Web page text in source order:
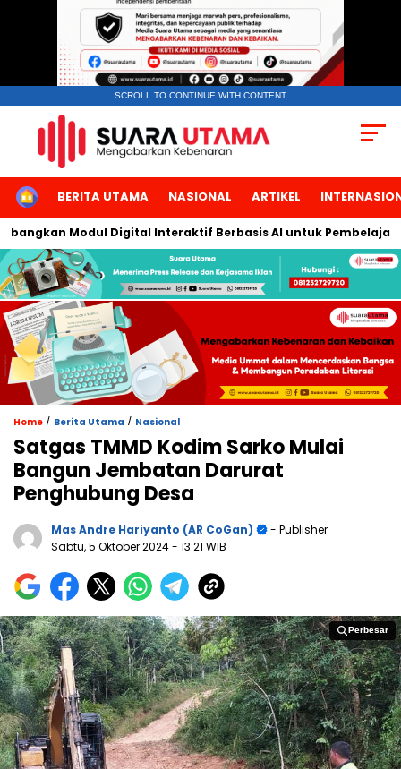
SCROLL TO CONTINUE WITH CONTENT
HOMEBERITA UTAMA NASIONAL ARTIKEL
Modul Digital Interaktif Berbasis AI untuk Pembelajaran
Home / Berita Utama / Nasional
Satgas TMMD Kodim Sarko Mulai
Bangun Jembatan Darurat
Penghubung Desa
Mas Andre Hariyanto (AR CoGan)
- Publisher
Sabtu, 5 Oktober 2024- 13:21 WIB
Perbesar
Perbesar